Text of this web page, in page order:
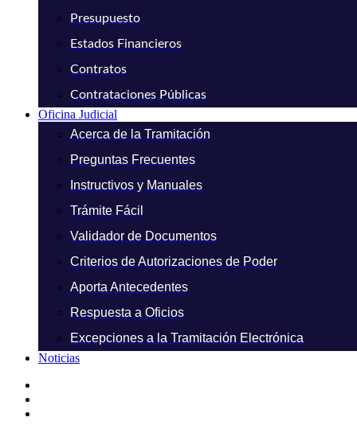
Presupuesto
Estados Financieros
Contratos
Contrataciones Públicas
Oficina Judicial
Acerca de la Tramitación
Preguntas Frecuentes
Instructivos y Manuales
Trámite Fácil
Validador de Documentos
Criterios de Autorizaciones de Poder
Aporta Antecedentes
Respuesta a Oficios
Excepciones a la Tramitación Electrónica
Noticias